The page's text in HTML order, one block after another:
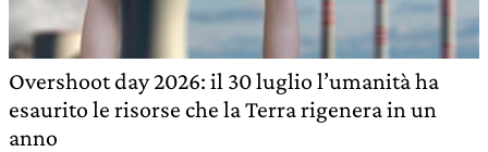
Overshoot day 2026: il 30 luglio l’umanità ha
esaurito le risorse che la Terra rigenera in un
anno